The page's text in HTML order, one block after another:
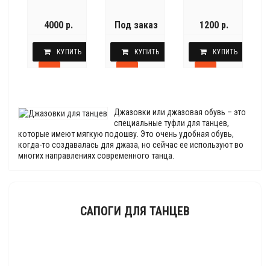
4000 р.
КУПИТЬ
Под заказ
КУПИТЬ
1200 р.
КУПИТЬ
Джазовки или джазовая обувь – это
специальные туфли для танцев,
которые имеют мягкую подошву. Это очень удобная обувь,
когда-то создавалась для джаза, но сейчас ее используют во
многих направлениях современного танца.
САПОГИ ДЛЯ ТАНЦЕВ